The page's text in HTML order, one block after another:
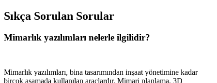
Sıkça Sorulan Sorular
Mimarlık yazılımları nelerle ilgilidir?
Mimarlık yazılımları, bina tasarımından inşaat yönetimine kadar
birçok aşamada kullanılan araçlardır. Mimari planlama, 3D